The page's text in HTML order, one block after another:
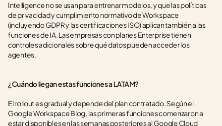
Intelligence no se usan para entrenar modelos, y que las políticas
de privacidad y cumplimiento normativo de Workspace
(incluyendo GDPR y las certificaciones ISO) aplican también a las
funciones de IA. Las empresas con planes Enterprise tienen
controles adicionales sobre qué datos pueden acceder los
agentes.
¿Cuándo llegan estas funciones a LATAM?
El rollout es gradual y depende del plan contratado. Según el
Google Workspace Blog, las primeras funciones comenzaron a
estar disponibles en las semanas posteriores al Google Cloud